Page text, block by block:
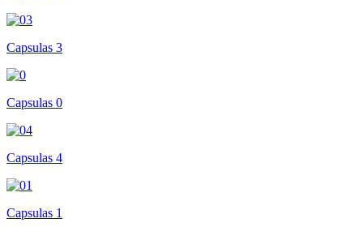
Capsulas 3
Capsulas 0
Capsulas 4
Capsulas 1